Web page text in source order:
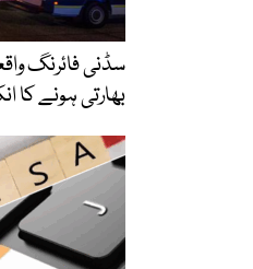
سڈنی فائرنگ
بھارتی ہونے کا